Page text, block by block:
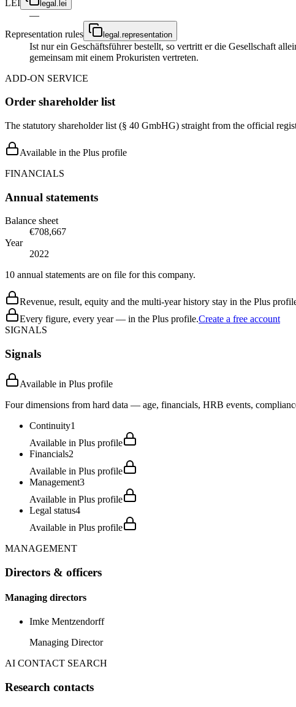
LEI
legal.lei
—
Representation rules
legal.representation
Ist nur ein Geschäftsführer bestellt, so vertritt er die Gesellschaft
gemeinsam mit einem Prokuristen vertreten.
ADD-ON SERVICE
Order shareholder list
The statutory shareholder list (§ 40 GmbHG) straight from the official
Available in the Plus profile
FINANCIALS
Annual statements
Balance sheet
€708,667
Year
2022
10 annual statements are on file for this company.
Revenue, result, equity and the multi-year history stay in the Plus
Every figure, every year — in the Plus profile.Create a free account
SIGNALS
Signals
Available in Plus profile
Four dimensions from hard data — age, financials, HRB events,
Continuity1
Available in Plus profile
Financials2
Available in Plus profile
Management3
Available in Plus profile
Legal status4
Available in Plus profile
MANAGEMENT
Directors & officers
Managing directors
Imke Mentzendorff
Managing Director
AI CONTACT SEARCH
Research contacts